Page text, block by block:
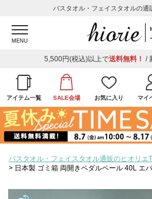
バスタオル・フェイスタオルの通
MENU
5,500円(税込)以上で送料無料！ /
アイテム一覧 SALE会場 お気に入り マイ
バスタオル・フェイスタオル通販のヒオリエ
日本製 ゴミ箱 両開きペダルペール 40L エ